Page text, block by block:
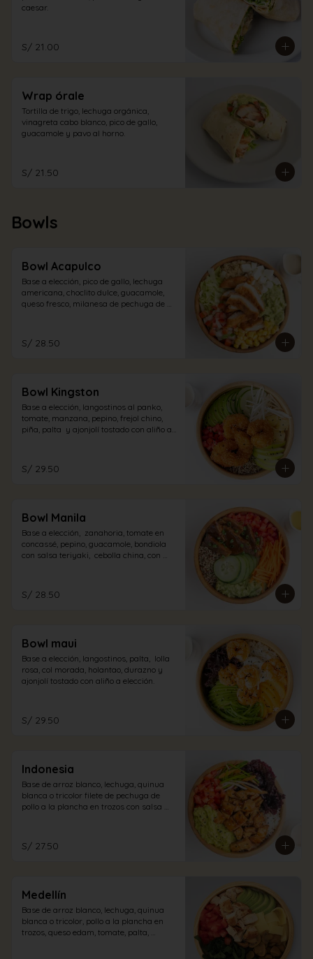
caesar.
S/ 21.00
Wrap órale
Tortilla de trigo, lechuga orgánica,
vinagreta cabo blanco, pico de gallo,
guacamole y pavo al horno.
S/ 21.50
Bowls
Bowl Acapulco
Base a elección, pico de gallo, lechuga
americana, choclito dulce, guacamole,
queso fresco, milanesa de pechuga de
S/ 28.50
Bowl Kingston
Base a elección, langostinos al panko,
tomate, manzana, pepino, frejol chino,
piña, palta  y ajonjolí tostado con aliño a
S/ 29.50
Bowl Manila
Base a elección,  zanahoria, tomate en
concassé, pepino, guacamole, bondiola
con salsa teriyaki,  cebolla china, con
S/ 28.50
Bowl maui
Base a elección, langostinos, palta,  lolla
rosa, col morada, holantao, durazno y
ajonjolí tostado con aliño a elección.
S/ 29.50
Indonesia
Base de arroz blanco, lechuga, quinua
blanca o tricolor filete de pechuga de
pollo a la plancha en trozos con salsa
con vinagreta cabo blanco. (picante)
S/ 27.50
Medellín
Base de arroz blanco, lechuga, quinua
blanca o tricolor, pollo a la plancha en
trozos, queso edam, tomate, palta,